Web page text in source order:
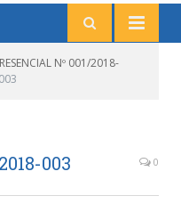
Nº 001/2018-
003 0